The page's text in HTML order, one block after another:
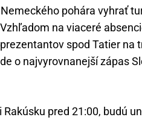
pohára vyhrať
na viaceré
spod Tatier na
o najvyrovnanejší zápas
pred 21:00, budú